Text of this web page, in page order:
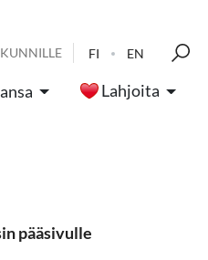
FI EN
Lahjoita
pääsivulle